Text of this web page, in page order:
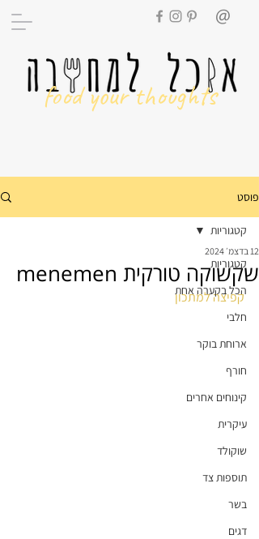
food your thoughts
פוסט
קטגוריות
הכל בקערה אחת
חלבי
ארוחת בוקר
חורף
קינוחים אחרים
עיקרית
שוקולד
תוספות צד
בשר
דגים
קטגוריות
שקשוקה טורקית menemen
12 בדצמ׳ 2024
קפיצה למתכון